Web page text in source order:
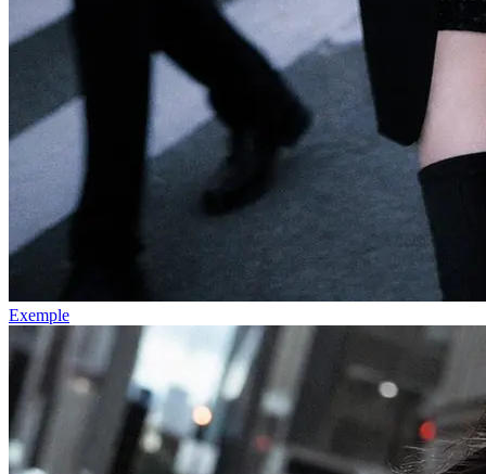
Exemple